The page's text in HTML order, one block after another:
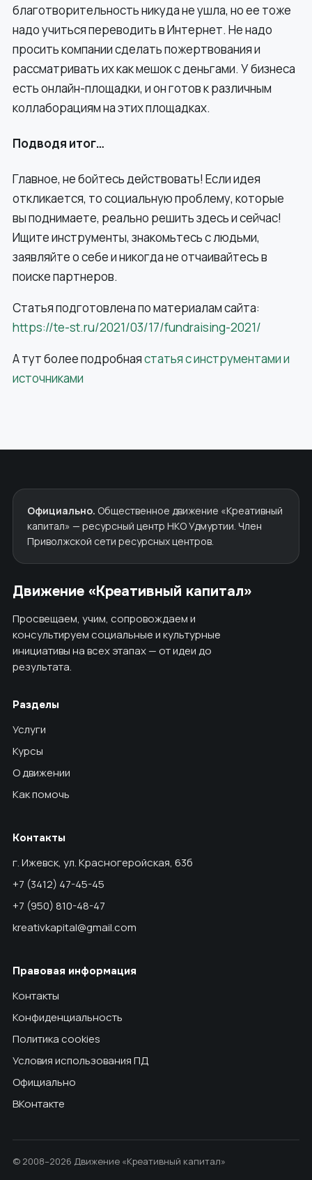
благотворительность никуда не ушла, но ее тоже
надо учиться переводить в Интернет. Не надо
просить компании сделать пожертвования и
рассматривать их как мешок с деньгами. У бизнеса
есть онлайн-площадки, и он готов к различным
коллаборациям на этих площадках.
Подводя итог…
Главное, не бойтесь действовать! Если идея
откликается, то социальную проблему, которые
вы поднимаете, реально решить здесь и сейчас!
Ищите инструменты, знакомьтесь с людьми,
заявляйте о себе и никогда не отчаивайтесь в
поиске партнеров.
Статья подготовлена по материалам сайта:
https://te-st.ru/2021/03/17/fundraising-2021/
А тут более подробнаястатья с инструментами и
источниками
Официально. Общественное движение «Креативный
капитал» — ресурсный центр НКО Удмуртии. Член
Приволжской сети ресурсных центров.
Движение «Креативный капитал»
Просвещаем, учим, сопровождаем и
консультируем социальные и культурные
инициативы на всех этапах — от идеи до
результата.
Разделы
Услуги
Курсы
О движении
Как помочь
Контакты
г. Ижевск, ул. Красногеройская, 63б
+7 (3412) 47-45-45
+7 (950) 810-48-47
kreativkapital@gmail.com
Правовая информация
Контакты
Конфиденциальность
Политика cookies
Условия использования ПД
Официально
ВКонтакте
© 2008–2026 Движение «Креативный капитал»